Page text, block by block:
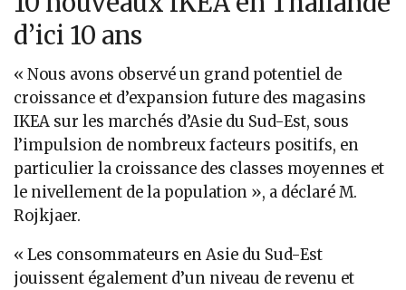
d’ici 10 ans
« Nous avons observé un grand potentiel de
croissance et d’expansion future des magasins
IKEA sur les marchés d’Asie du Sud-Est, sous
l’impulsion de nombreux facteurs positifs, en
particulier la croissance des classes moyennes et
le nivellement de la population », a déclaré M.
Rojkjaer.
« Les consommateurs en Asie du Sud-Est
jouissent également d’un niveau de revenu et